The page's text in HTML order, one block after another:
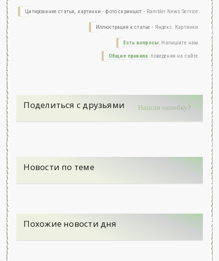
Цитирование статьи, картинки - фото скриншот - Rambler News Service.
Иллюстрация к статье - Яндекс. Картинки.
Есть вопросы. Напишите нам.
Общие правила поведения на сайте.
Поделиться с друзьями Нашли ошибку?
Новости по теме
Похожие новости дня